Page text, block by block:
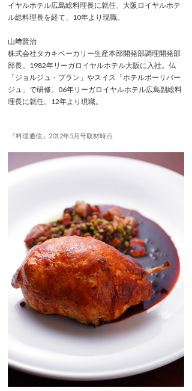
イヤルホテル広島総料理長に就任、大阪ロイヤルホテ
ル総料理長を経て、10年より現職。
山﨑賢治
株式会社タカキベーカリー生産本部開発部調理開発部
部長。1982年リーガロイヤルホテル大阪に入社。仏
「ジョルジュ・ブラン」やスイス「ホテルボーリバー
ジュ」で研修。06年リーガロイヤルホテル広島副総料
理長に就任。12年より現職。
『料理通信』2012年5月号取材時点